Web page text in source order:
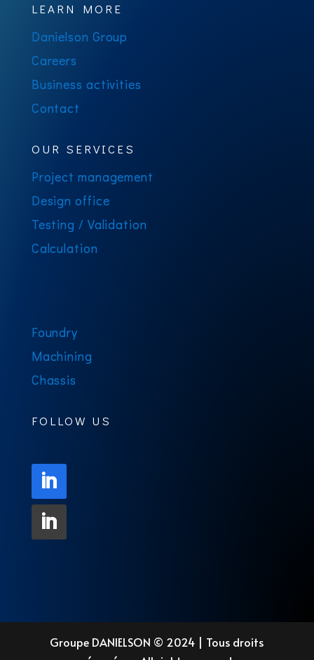
LEARN MORE
Danielson Group
Careers
Business activities
Contact
OUR SERVICES
Project management
Design office
Testing / Validation
Calculation
Foundry
Machining
Chassis
FOLLOW US
Groupe DANIELSON © 2024 | Tous droits